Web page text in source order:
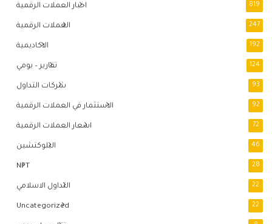
اخبار العملات الرقمية 819
العملات الرقمية 247
الاكاديمية 192
تقارير – يومي 124
شركات التداول 93
الاستثمار في العملات الرقمية 92
اسعار العملات الرقمية 72
البلوكتشين 46
NFT 28
التداول الاسلامي 22
Uncategorized 22